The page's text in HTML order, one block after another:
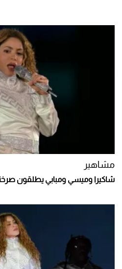
مشاهير
شاكيرا وميسي ومبابي يطلقون صرخة